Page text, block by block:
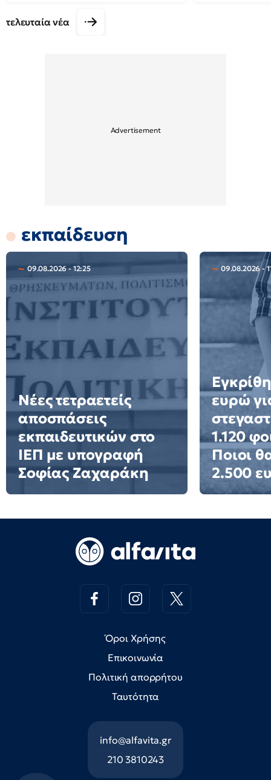
τελευταία νέα
εκπαίδευση
09.08.2026 - 12:25
Νέες τετραετείς
αποσπάσεις
εκπαιδευτικών στο
ΙΕΠ με υπογραφή
Σοφίας Ζαχαράκη
09.08.2026 -
ευρώ
1.120
Ποιοι
2.500
Όροι Χρήσης
Επικοινωνία
Πολιτική απορρήτου
Ταυτότητα
info@alfavita.gr
210 3810243